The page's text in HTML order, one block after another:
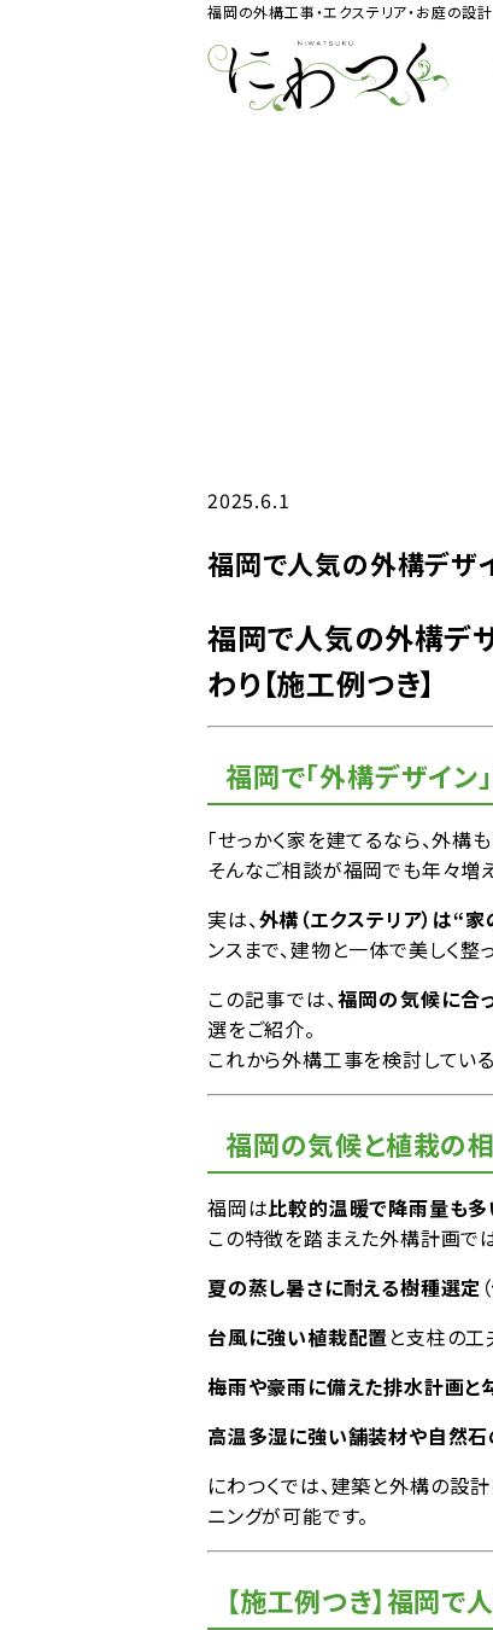
福岡の外構工事・エクステリア・お庭の設計
2025.6.1
福岡で人気の外構デザ
福岡で人気の外構デ
わり【施工例つき】
福岡で「外構デザイン
「せっかく家を建てるなら、外構も
そんなご相談が福岡でも年々増
実は、外構（エクステリア）は“
ンスまで、建物と一体で美しく整
この記事では、福岡の気候に合
選をご紹介。
これから外構工事を検討している
福岡の気候と植栽の
福岡は比較的温暖で降雨量も
この特徴を踏まえた外構計画で
夏の蒸し暑さに耐える樹種選定
台風に強い植栽配置と支柱の工
梅雨や豪雨に備えた排水計画と
高温多湿に強い舗装材や自然
にわつくでは、建築と外構の設
ニングが可能です。
【施工例つき】福岡